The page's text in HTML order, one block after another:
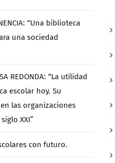
“Una biblioteca
una sociedad
REDONDA: “La utilidad
escolar hoy. Su
las organizaciones
XXI”
con futuro.